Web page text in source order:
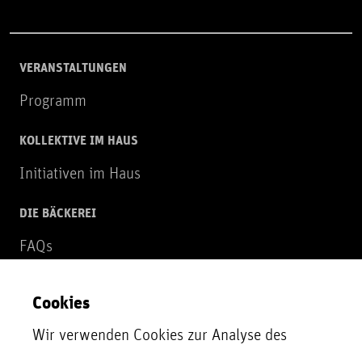
VERANSTALTUNGEN
Programm
KOLLEKTIVE IM HAUS
Initiativen im Haus
DIE BÄCKEREI
FAQs
NEWSLETTER
Zur Newsletter Anmeldung
Cookies
Wir verwenden Cookies zur Analyse des